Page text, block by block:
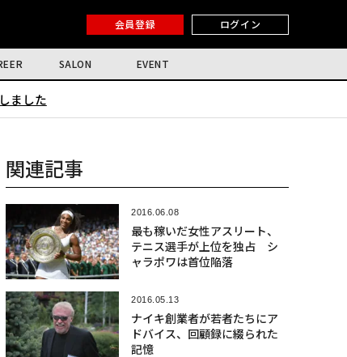
会員登録 ログイン
SALON EVENT
ました
関連記事
2016.06.08
最も稼いだ女性アスリート、
テニス選手が上位を独占 シ
ャラポワは首位陥落
2016.05.13
ナイキ創業者が若者たちにア
ドバイス、回顧録に綴られた
記憶